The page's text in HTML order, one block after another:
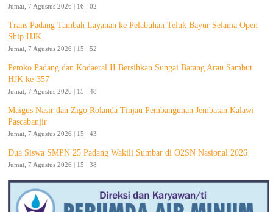
Jumat, 7 Agustus 2026 | 16 : 02
Trans Padang Tambah Layanan ke Pelabuhan Teluk Bayur Selama Open
Ship HJK
Jumat, 7 Agustus 2026 | 15 : 52
Pemko Padang dan Kodaeral II Bersihkan Sungai Batang Arau Sambut
HJK ke-357
Jumat, 7 Agustus 2026 | 15 : 48
Maigus Nasir dan Zigo Rolanda Tinjau Pembangunan Jembatan Kalawi
Pascabanjir
Jumat, 7 Agustus 2026 | 15 : 43
Dua Siswa SMPN 25 Padang Wakili Sumbar di O2SN Nasional 2026
Jumat, 7 Agustus 2026 | 15 : 38